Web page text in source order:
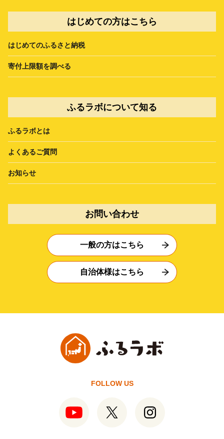
はじめての方はこちら
はじめてのふるさと納税
寄付上限額を調べる
ふるラボについて知る
ふるラボとは
よくあるご質問
お知らせ
お問い合わせ
一般の方はこちら
自治体様はこちら
FOLLOW US